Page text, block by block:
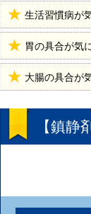
生活習慣病が
胃の具合が気
大腸の具合が
【鎮